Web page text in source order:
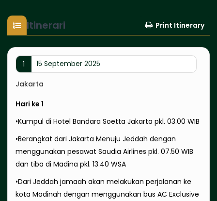
Itinerari Print Itinerary
1 15 September 2025
Jakarta
Hari ke 1
•Kumpul di Hotel Bandara Soetta Jakarta pkl. 03.00 WIB
•Berangkat dari Jakarta Menuju Jeddah dengan
menggunakan pesawat Saudia Airlines pkl. 07.50 WIB
dan tiba di Madina pkl. 13.40 WSA
•Dari Jeddah jamaah akan melakukan perjalanan ke
kota Madinah dengan menggunakan bus AC Exclusive